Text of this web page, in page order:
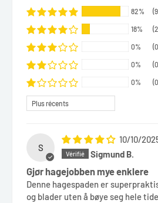
82%
18%
0%
0%
0%
Sort by
S
10/10/
Sigmund B.
Gjør hagejobben mye enklere
Denne hagespaden er
og blader uten å bøye seg hele